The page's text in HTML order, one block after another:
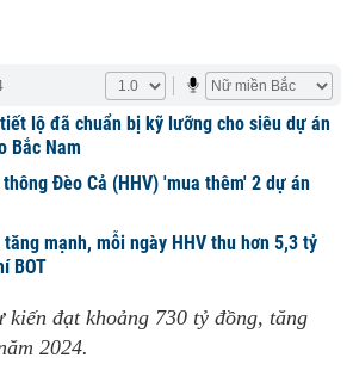
lộ đã chuẩn bị kỹ lưỡng cho siêu dự án
Bắc Nam
Đèo Cả (HHV) 'mua thêm' 2 dự án
mạnh, mỗi ngày HHV thu hơn 5,3 tỷ
BOT
kiến đạt khoảng 730 tỷ đồng, tăng
2024.